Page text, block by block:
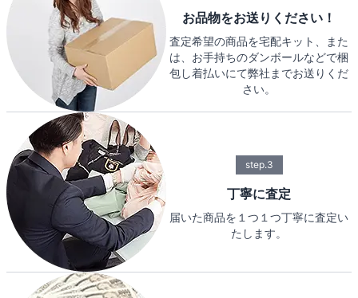
お品物をお送りください！
査定希望の商品を宅配キット、また
は、お手持ちのダンボールなどで梱
包し着払いにて弊社までお送りくだ
さい。
step.3
丁寧に査定
届いた商品を１つ１つ丁寧に査定い
たします。